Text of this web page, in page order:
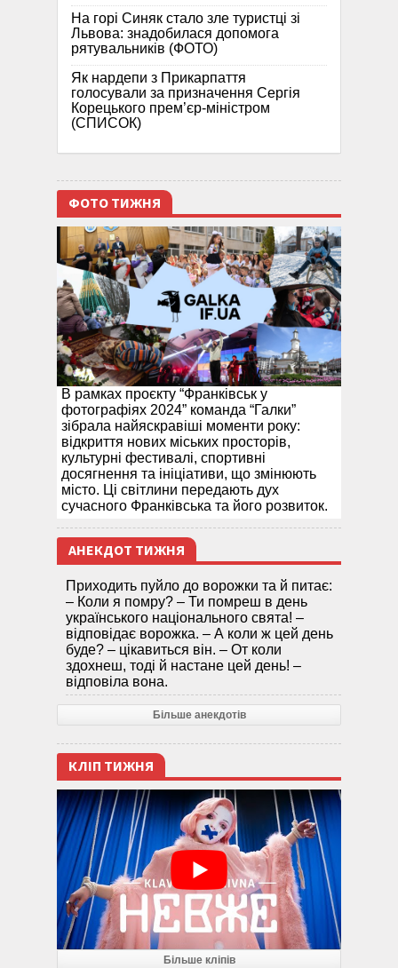
На горі Синяк стало зле туристці зі
Львова: знадобилася допомога
рятувальників (ФОТО)
Як нардепи з Прикарпаття
голосували за призначення Сергія
Корецького прем’єр-міністром
(СПИСОК)
ФОТО ТИЖНЯ
В рамках проєкту “Франківськ у
фотографіях 2024” команда “Галки”
зібрала найяскравіші моменти року:
відкриття нових міських просторів,
культурні фестивалі, спортивні
досягнення та ініціативи, що змінюють
місто. Ці світлини передають дух
сучасного Франківська та його розвиток.
АНЕКДОТ ТИЖНЯ
Приходить пуйло до ворожки та й питає:
– Коли я помру? – Ти помреш в день
українського національного свята! –
відповідає ворожка. – А коли ж цей день
буде? – цікавиться він. – От коли
здохнеш, тоді й настане цей день! –
відповіла вона.
Більше анекдотів
КЛІП ТИЖНЯ
Більше кліпів